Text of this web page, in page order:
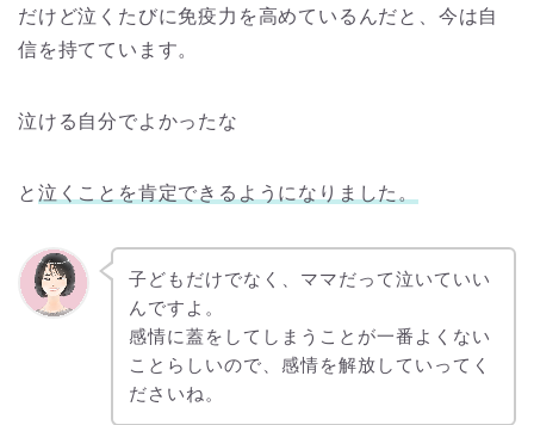
だけど泣くたびに免疫力を高めているんだと、今は自
信を持てています。
泣ける自分でよかったな
と 泣くことを肯定できるようになりました。
子どもだけでなく、ママだって泣いていい
んですよ。
感情に蓋をしてしまうことが一番よくない
ことらしいので、感情を解放していってく
ださいね。